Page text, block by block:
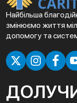
Найбільша
змінюємо життя
допомогу та